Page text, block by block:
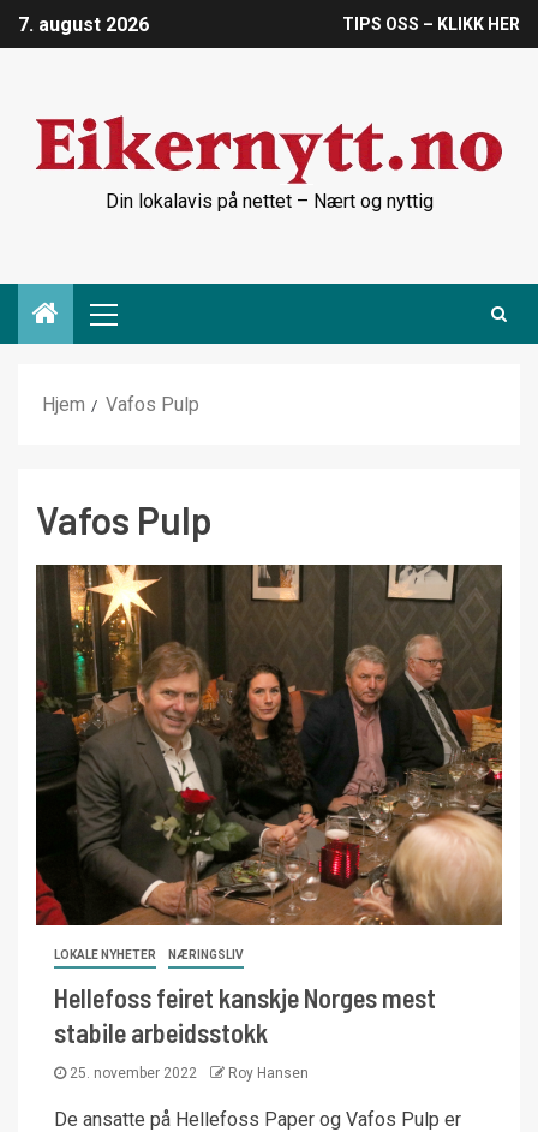
7. august 2026 TIPS OSS – KLIKK HER
Din lokalavis på nettet – Nært og nyttig
Hjem Vafos Pulp
Vafos Pulp
LOKALE NYHETER NÆRINGSLIV
Hellefoss feiret kanskje Norges mest
stabile arbeidsstokk
25. november 2022 Roy Hansen
De ansatte på Hellefoss Paper og Vafos Pulp er